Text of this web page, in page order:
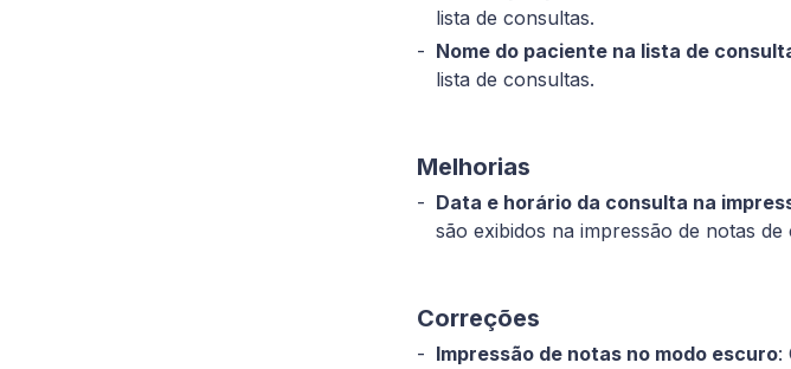
lista de consultas.
Nome do paciente na lista de
lista de consultas.
Melhorias
Data e horário da consulta na
são exibidos na impressão de notas de
Correções
Impressão de notas no modo escuro: